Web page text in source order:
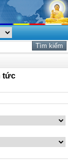
tức